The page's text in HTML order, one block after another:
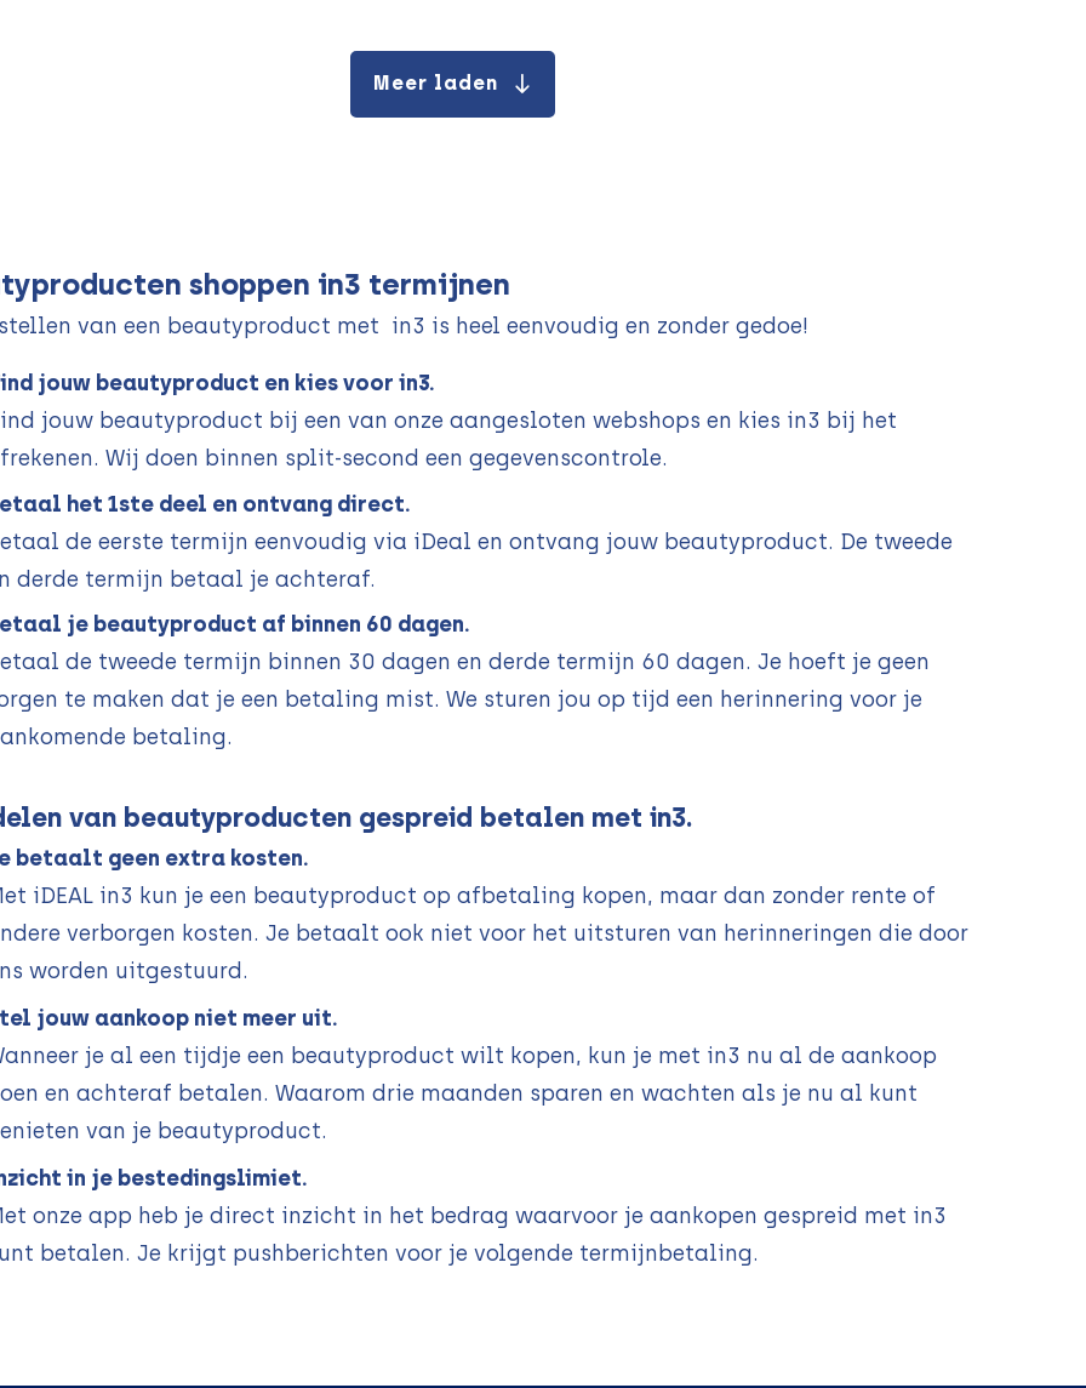
Meer laden
shoppen in3 termijnen
van een beautyproduct met in3 is heel eenvoudig en zonder gedoe!
jouw beautyproduct en kies voor in3.
jouw beautyproduct bij een van onze aangesloten webshops en kies in3 bij het
Wij doen binnen split-second een gegevenscontrole.
het 1ste deel en ontvang direct.
de eerste termijn eenvoudig via iDeal en ontvang jouw beautyproduct. De tweede
derde termijn betaal je achteraf.
je beautyproduct af binnen 60 dagen.
de tweede termijn binnen 30 dagen en derde termijn 60 dagen. Je hoeft je geen
te maken dat je een betaling mist. We sturen jou op tijd een herinnering voor je
betaling.
van beautyproducten gespreid betalen met in3.
betaalt geen extra kosten.
iDEAL in3 kun je een beautyproduct op afbetaling kopen, maar dan zonder rente of
verborgen kosten. Je betaalt ook niet voor het uitsturen van herinneringen die door
worden uitgestuurd.
jouw aankoop niet meer uit.
je al een tijdje een beautyproduct wilt kopen, kun je met in3 nu al de aankoop
en achteraf betalen. Waarom drie maanden sparen en wachten als je nu al kunt
van je beautyproduct.
in je bestedingslimiet.
onze app heb je direct inzicht in het bedrag waarvoor je aankopen gespreid met in3
betalen. Je krijgt pushberichten voor je volgende termijnbetaling.